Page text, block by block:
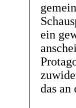
ein
das